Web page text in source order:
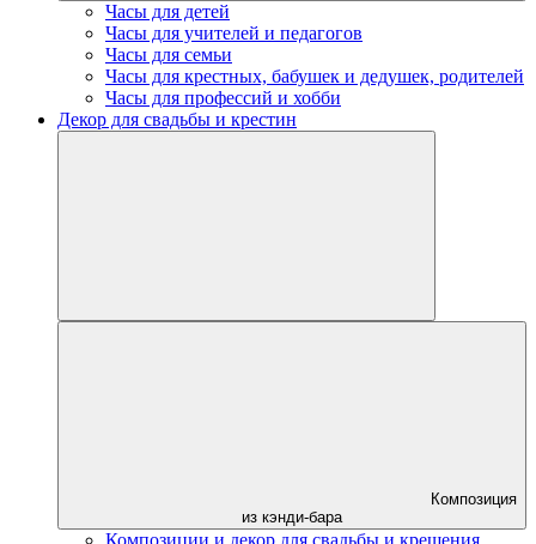
Часы для детей
Часы для учителей и педагогов
Часы для семьи
Часы для крестных, бабушек и дедушек, родителей
Часы для профессий и хобби
Декор для свадьбы и крестин
Композиция
из кэнди-бара
Композиции и декор для свадьбы и крещения